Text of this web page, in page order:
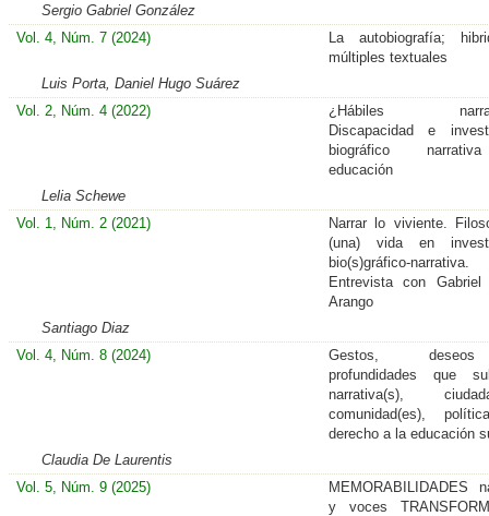
Sergio Gabriel González
Vol. 4, Núm. 7 (2024)
La autobiografía;
múltiples textuales
Luis Porta, Daniel Hugo Suárez
Vol. 2, Núm. 4 (2022)
¿Hábiles
Discapacidad e
biográfico
educación
Lelia Schewe
Vol. 1, Núm. 2 (2021)
Narrar lo viviente.
(una) vida en
bio(s)gráfico-narrativa.
Entrevista con Gabriel
Arango
Santiago Diaz
Vol. 4, Núm. 8 (2024)
Gestos,
profundidades que
narrativa(s),
comunidad(es),
derecho a la educación
Claudia De Laurentis
Vol. 5, Núm. 9 (2025)
MEMORABILIDADES
y voces